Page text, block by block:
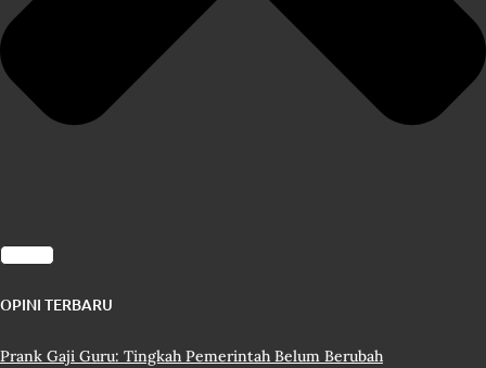
OPINI TERBARU
Prank Gaji Guru: Tingkah Pemerintah Belum Berubah